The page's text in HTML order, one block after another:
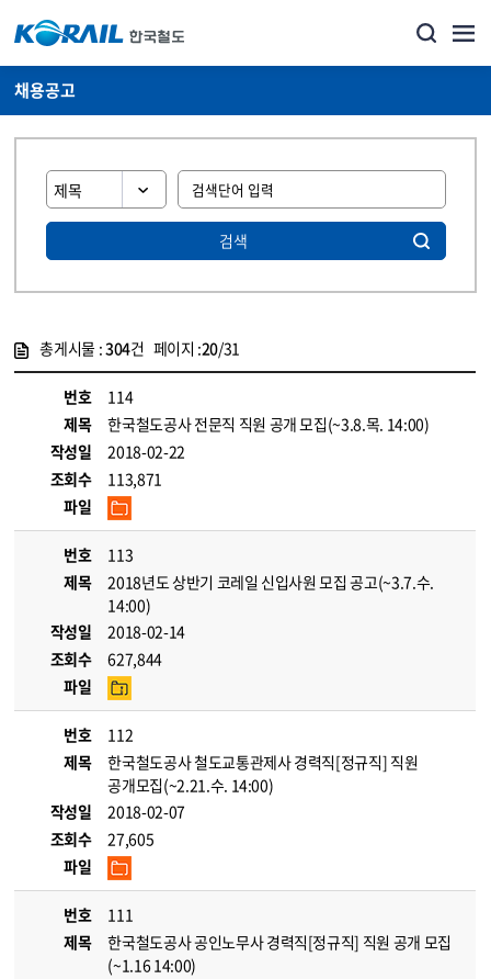
채용공고
검색
총게시물 :304건 페이지 :20/31
번호
114
제목
한국철도공사 전문직 직원 공개 모집(~3.8.목. 14:00)
작성일
2018-02-22
조회수
113,871
파일
번호
113
제목
2018년도 상반기 코레일 신입사원 모집 공고(~3.7.수.
14:00)
작성일
2018-02-14
조회수
627,844
파일
번호
112
제목
한국철도공사 철도교통관제사 경력직[정규직] 직원
공개모집(~2.21.수. 14:00)
작성일
2018-02-07
조회수
27,605
파일
번호
111
제목
한국철도공사 공인노무사 경력직[정규직] 직원 공개 모집
(~1.16 14:00)